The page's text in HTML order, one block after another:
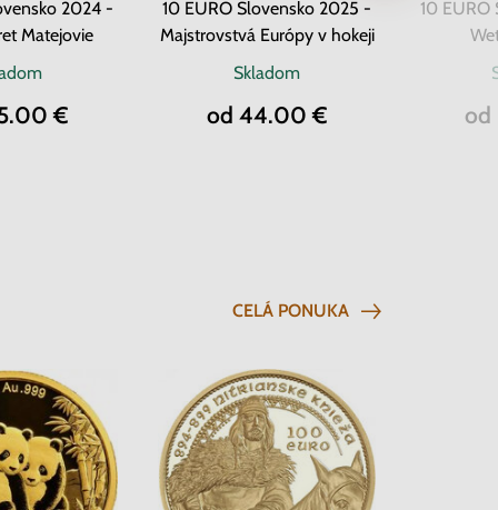
2024 -
Matejovie
€
10 EURO Slovensko 2025 -
Majstrovstvá Európy v hokeji
Skladom
od 44.00 €
10
CELÁ PONUKA